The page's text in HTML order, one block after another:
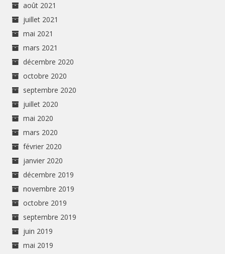
août 2021
juillet 2021
mai 2021
mars 2021
décembre 2020
octobre 2020
septembre 2020
juillet 2020
mai 2020
mars 2020
février 2020
janvier 2020
décembre 2019
novembre 2019
octobre 2019
septembre 2019
juin 2019
mai 2019